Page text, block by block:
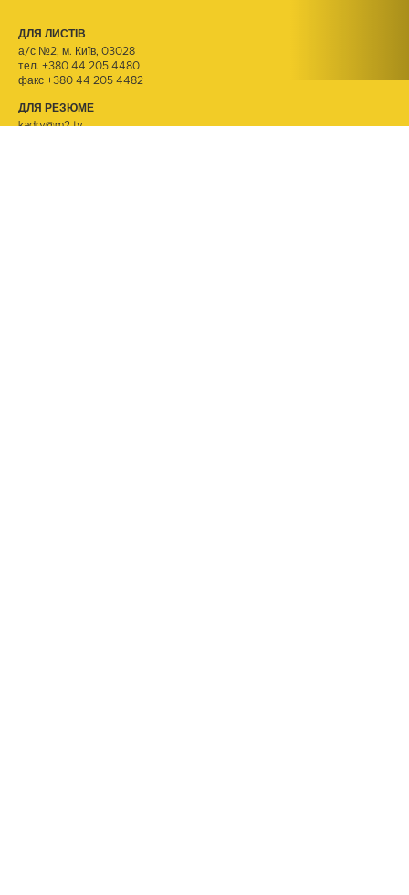
ДЛЯ ЛИСТІВ
а/с №2, м. Київ, 03028
тел. +380 44 205 4480
факс +380 44 205 4482
ДЛЯ РЕЗЮМЕ
kadry@m2.tv